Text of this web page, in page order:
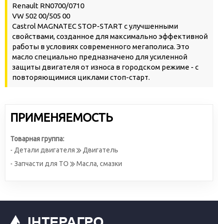
Renault RN0700/0710
VW 502 00/505 00
Castrol MAGNATEC STOP-START с улучшенными
свойствами, созданное для максимально эффективной
работы в условиях современного мегаполиса. Это
масло специально предназначено для усиленной
защиты двигателя от износа в городском режиме - с
повторяющимися циклами стоп-старт.
ПРИМЕНЯЕМОСТЬ
Товарная группа:
- Детали двигателя
Двигатель
- Запчасти для ТО
Масла, смазки